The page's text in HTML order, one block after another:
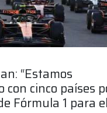
“Estamos
con cinco países
Fórmula 1 para el